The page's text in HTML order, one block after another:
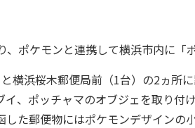
ポケモンと連携して横浜市内に「
横浜桜木郵便局前（1台）の2ヵ所
イ、ポッチャマのオブジェを取り
した郵便物にはポケモンデザイン